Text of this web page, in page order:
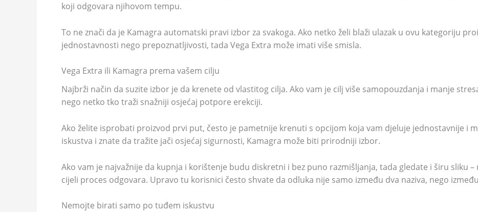
koji odgovara njihovom tempu.
To ne znači da je Kamagra automatski pravi izbor za svakoga. Ako netko želi blaži ulazak u ovu kategoriju
jednostavnosti nego prepoznatljivosti, tada Vega Extra može imati više smisla.
Vega Extra ili Kamagra prema vašem cilju
Najbrži način da suzite izbor je da krenete od vlastitog cilja. Ako vam je cilj više samopouzdanja i manje
nego netko tko traži snažniji osjećaj potpore erekciji.
Ako želite isprobati proizvod prvi put, često je pametnije krenuti s opcijom koja vam djeluje jednostavnije i
iskustva i znate da tražite jači osjećaj sigurnosti, Kamagra može biti prirodniji izbor.
Ako vam je najvažnije da kupnja i korištenje budu diskretni i bez puno razmišljanja, tada gledate i širu sliku
cijeli proces odgovara. Upravo tu korisnici često shvate da odluka nije samo između dva naziva, nego
Nemojte birati samo po tuđem iskustvu